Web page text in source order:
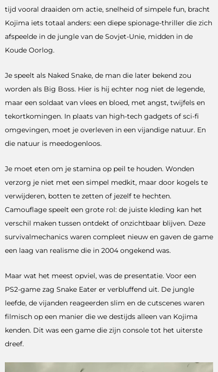
tijd vooral draaiden om actie, snelheid of simpele fun, bracht
Kojima iets totaal anders: een diepe spionage-thriller die zich
afspeelde in de jungle van de Sovjet-Unie, midden in de
Koude Oorlog.
Je speelt als Naked Snake, de man die later bekend zou
worden als Big Boss. Hier is hij echter nog niet de legende,
maar een soldaat van vlees en bloed, met angst, twijfels en
tekortkomingen. In plaats van high-tech gadgets of sci-fi
omgevingen, moet je overleven in een vijandige natuur. En
die natuur is meedogenloos.
Je moet eten om je stamina op peil te houden. Wonden
verzorg je niet met een simpel medkit, maar door kogels te
verwijderen, botten te zetten of jezelf te hechten.
Camouflage speelt een grote rol: de juiste kleding kan het
verschil maken tussen ontdekt of onzichtbaar blijven. Deze
survivalmechanics waren compleet nieuw en gaven de game
een laag van realisme die in 2004 ongekend was.
Maar wat het meest opviel, was de presentatie. Voor een
PS2-game zag Snake Eater er verbluffend uit. De jungle
leefde, de vijanden reageerden slim en de cutscenes waren
filmisch op een manier die we destijds alleen van Kojima
kenden. Dit was een game die zijn console tot het uiterste
dreef.